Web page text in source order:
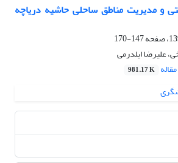
و مدیریت مناطق ساحلی حاشیه دریاچه
147-170
علیرضا ایلدرمی
981.17 K